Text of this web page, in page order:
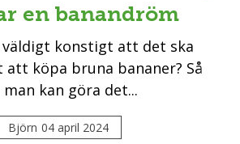
en banandröm
konstigt att det ska
att köpa bruna bananer? Så
kan göra det...
Björn 04 april 2024